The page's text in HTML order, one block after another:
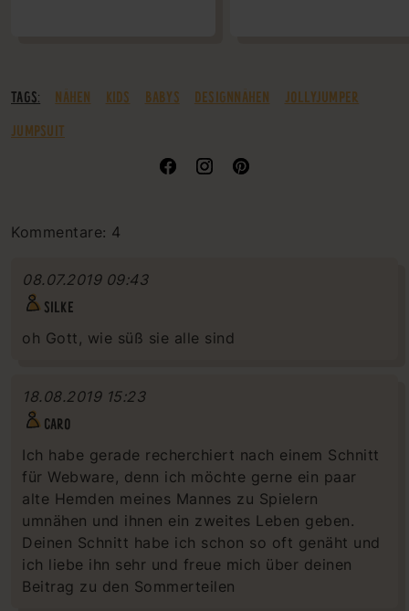
TAGS: NÄHEN KIDS BABYS DESIGNNÄHEN
JOLLYJUMPER
JUMPSUIT
Kommentare: 4
SILKE
08.07.2019 09:43
oh Gott, wie süß sie alle sind
CARO
18.08.2019 15:23
Ich habe gerade recherchiert nach einem Schnitt
für Webware, denn ich möchte gerne ein paar
alte Hemden meines Mannes zu Spielern
umnähen und ihnen ein zweites Leben geben.
Deinen Schnitt habe ich schon so oft genäht und
ich liebe ihn sehr und freue mich über deinen
Beitrag zu den Sommerteilen